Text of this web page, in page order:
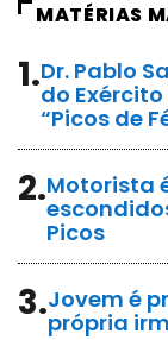
MATÉRIAS
1.Dr. Pablo
do
“Picos de
2.Motorista
Picos
3.Jovem é
própria